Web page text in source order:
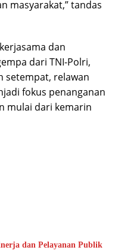
masyarakat,” tandas
dan
dari TNI-Polri,
setempat, relawan
fokus penanganan
mulai dari kemarin
dan Pelayanan Publik